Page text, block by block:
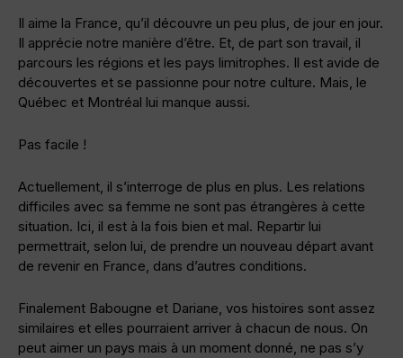
Il aime la France, qu’il découvre un peu plus, de jour en jour.
Il apprécie notre manière d’être. Et, de part son travail, il
parcours les régions et les pays limitrophes. Il est avide de
découvertes et se passionne pour notre culture. Mais, le
Québec et Montréal lui manque aussi.
Pas facile !
Actuellement, il s’interroge de plus en plus. Les relations
difficiles avec sa femme ne sont pas étrangères à cette
situation. Ici, il est à la fois bien et mal. Repartir lui
permettrait, selon lui, de prendre un nouveau départ avant
de revenir en France, dans d’autres conditions.
Finalement Babougne et Dariane, vos histoires sont assez
similaires et elles pourraient arriver à chacun de nous. On
peut aimer un pays mais à un moment donné, ne pas s’y